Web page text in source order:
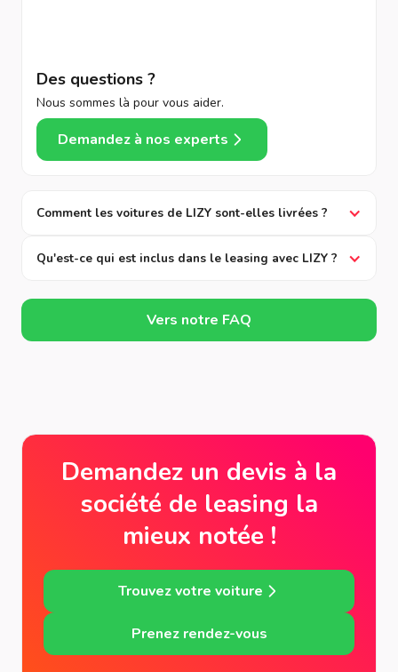
Des questions ?
Nous sommes là pour vous aider.
Demandez à nos experts
Comment les voitures de LIZY sont-elles livrées ?
Qu'est-ce qui est inclus dans le leasing avec LIZY ?
Vers notre FAQ
Demandez un devis à la
société de leasing la
mieux notée !
Trouvez votre voiture
Prenez rendez-vous